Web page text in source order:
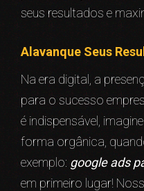
seus resultados e
Alavanque Seus
Na era digital, a
para o sucesso
é indispensável,
forma orgânica,
exemplo: google ads
em primeiro lugar!